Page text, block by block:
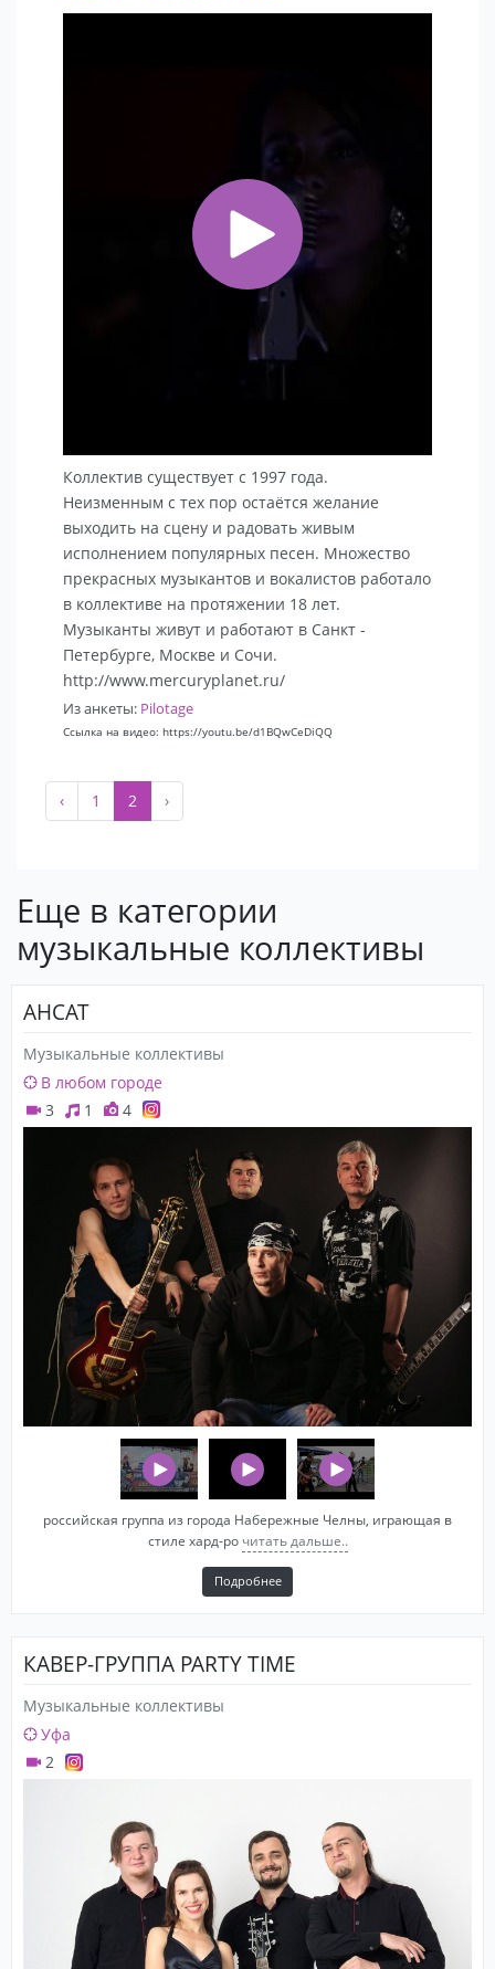
Коллектив существует с 1997 года.
Неизменным с тех пор остаётся желание
выходить на сцену и радовать живым
исполнением популярных песен. Множество
прекрасных музыкантов и вокалистов работало
в коллективе на протяжении 18 лет.
Музыканты живут и работают в Санкт -
Петербурге, Москве и Сочи.
http://www.mercuryplanet.ru/
Из анкеты: Pilotage
Ссылка на видео: https://youtu.be/d1BQwCeDiQQ
‹ 1 2 ›
Еще в категории
музыкальные коллективы
АНСАТ
Музыкальные коллективы
В любом городе
3
1 4
российская группа из города Набережные Челны, играющая в
стиле хард-ро читать дальше..
Подробнее
КАВЕР-ГРУППА PARTY TIME
Музыкальные коллективы
Уфа
2